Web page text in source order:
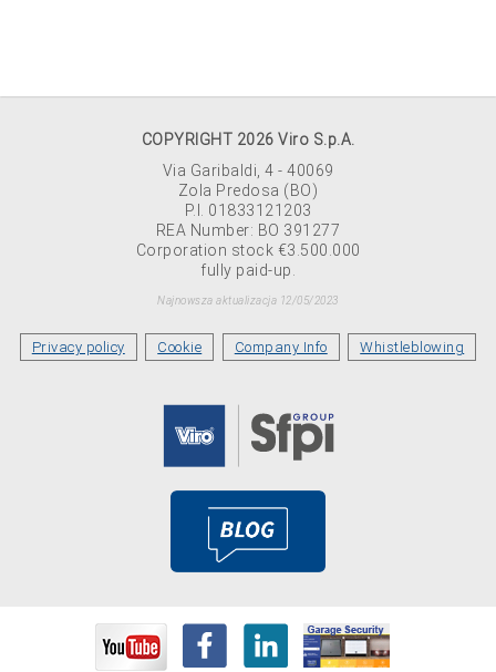
COPYRIGHT 2026 Viro S.p.A.
Via Garibaldi, 4 - 40069
Zola Predosa (BO)
P.I. 01833121203
REA Number: BO 391277
Corporation stock €3.500.000
fully paid-up.
Najnowsza aktualizacja 12/05/2023
Privacy policy Cookie Company Info Whistleblowing